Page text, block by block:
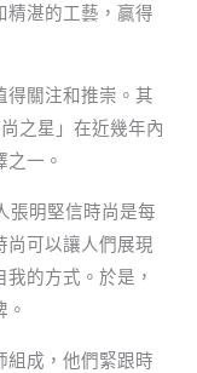
精湛的工藝，贏得
得關注和推崇。其
之星」在近幾年內
一。
張明堅信時尚是每
尚可以讓人們展現
的方式。於是，
組成，他們緊跟時